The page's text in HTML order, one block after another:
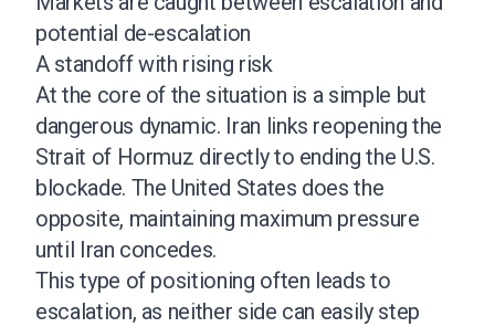
potential de-escalation
A standoff with rising risk
At the core of the situation is a simple but
dangerous dynamic. Iran links reopening the
Strait of Hormuz directly to ending the U.S.
blockade. The United States does the
opposite, maintaining maximum pressure
until Iran concedes.
This type of positioning often leads to
escalation, as neither side can easily step